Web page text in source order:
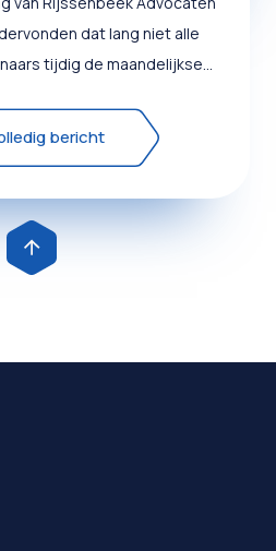
dat lang niet alle
tijdig de maandelijkse
bericht